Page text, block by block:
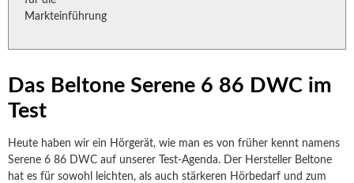
Das Beltone Serene 6 86 DWC im
Test
Heute haben wir ein Hörgerät, wie man es von früher kennt namens
Serene 6 86 DWC auf unserer Test-Agenda. Der Hersteller Beltone
hat es für sowohl leichten, als auch stärkeren Hörbedarf und zum